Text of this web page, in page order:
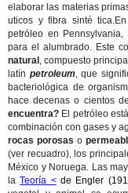
elaborar las materias
uticos y fibra sinté tica.
petróleo en
para el alumbrado. Este
natural , compuesto
latín petroleum, que
bacteriológica de
hace decenas o cientos
encuentra? El petróleo
combinación con gases y
rocas porosas o
(ver recuadro), los
México y Noruega. Las
laTeoría <de Engler